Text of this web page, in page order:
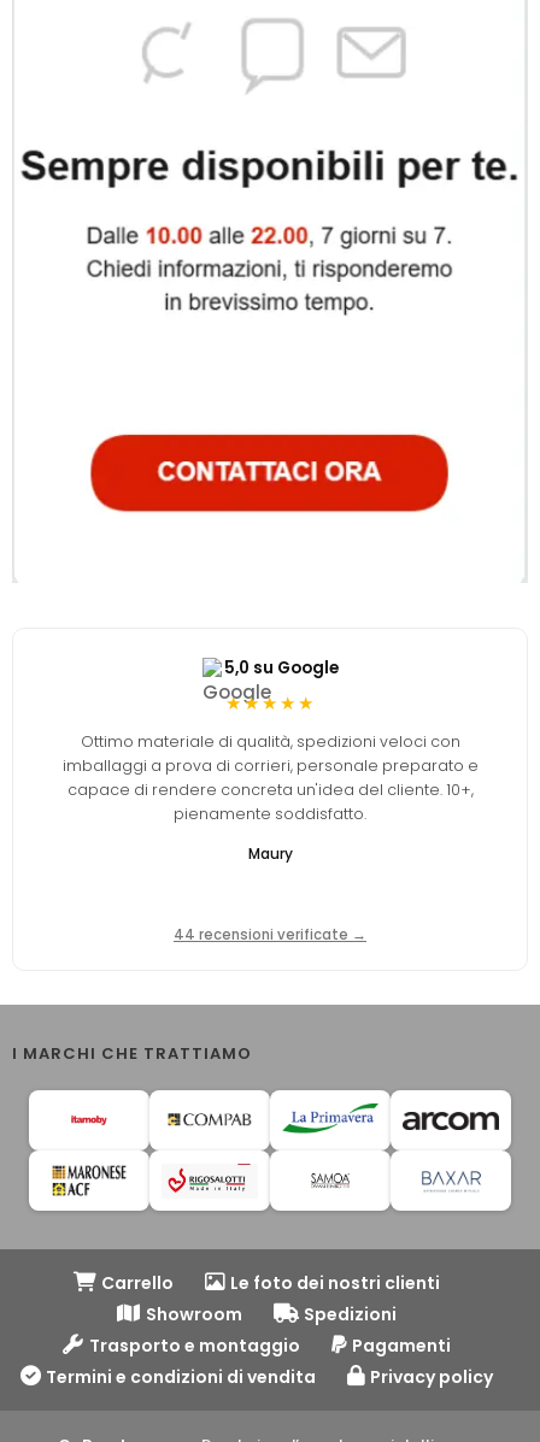
5,0 su Google
★★★★★
Ottimo materiale di qualità, spedizioni veloci con
imballaggi a prova di corrieri, personale preparato e
capace di rendere concreta un'idea del cliente. 10+,
pienamente soddisfatto.
Maury
44 recensioni verificate →
I MARCHI CHE TRATTIAMO
Carrello
Le foto dei nostri clienti
Showroom
Spedizioni
Trasporto e montaggio
Pagamenti
Termini e condizioni di vendita
Privacy policy